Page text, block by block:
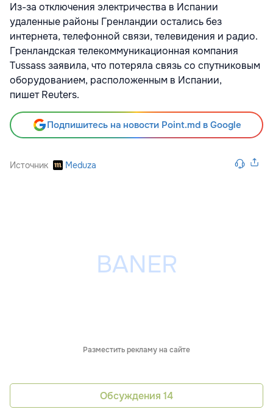
Из-за отключения электричества в Испании
удаленные районы Гренландии остались без
интернета, телефонной связи, телевидения и радио.
Гренландская телекоммуникационная компания
Tussass заявила, что потеряла связь со спутниковым
оборудованием, расположенным в Испании,
пишет Reuters.
Подпишитесь на новости Point.md в Google
Источник Meduza
Разместить рекламу на сайте
Обсуждения 14